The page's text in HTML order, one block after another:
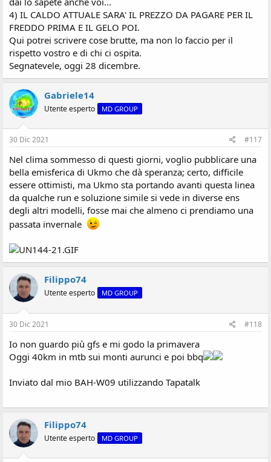
4) IL CALDO ATTUALE SARA' IL PREZZO DA PAGARE PER IL
FREDDO PRIMA E IL GELO POI.
Qui potrei scrivere cose brutte, ma non lo faccio per il
rispetto vostro e di chi ci ospita.
Segnatevele, oggi 28 dicembre.
Gabriele14
Utente esperto MD GROUP
30 Dic 2021 #117
Nel clima sommesso di questi giorni, voglio pubblicare una
bella emisferica di Ukmo che dà speranza; certo, difficile
essere ottimisti, ma Ukmo sta portando avanti questa linea
da qualche run e soluzione simile si vede in diverse ens
degli altri modelli, fosse mai che almeno ci prendiamo una
passata invernale
Filippo74
Utente esperto MD GROUP
30 Dic 2021 #118
Io non guardo più gfs e mi godo la primavera
Oggi 40km in mtb sui monti aurunci e poi bbq
Inviato dal mio BAH-W09 utilizzando Tapatalk
Filippo74
Utente esperto MD GROUP